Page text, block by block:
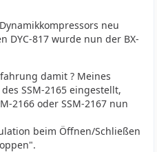
neu
DYC-817 wurde nun der BX-
damit ? Meines
SSM-2165 eingestellt,
2166 oder SSM-2167 nun
beim Öffnen/Schließen